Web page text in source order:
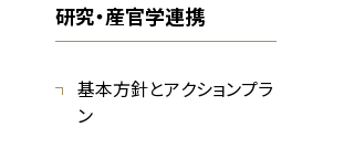
研究・産官学連携
基本方針とアクションプラ
ン